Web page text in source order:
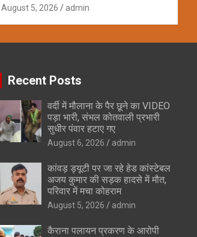
August 5, 2026 admin
Recent Posts
वर्दी में मौलाना के पैर छूने का VIDEO
पड़ा भारी, संभल कोतवाली प्रभारी
सुधीर पंवार हटाए गए
August 6, 2026 admin
कांवड़ ड्यूटी पर जा रहे हेड कांस्टेबल
अजय कुमार की सड़क हादसे में मौत,
परिवार में मचा कोहराम
August 5, 2026 admin
कैराना पलायन प्रकरण के आरोपी